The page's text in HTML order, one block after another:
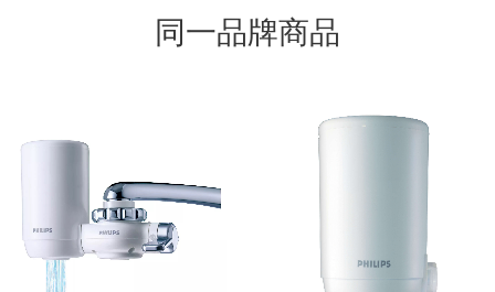
同一品牌商品